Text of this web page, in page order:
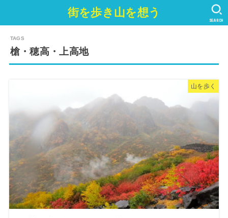
街を歩き山を想う
SEARCH
槍・穂高・上高地
山を歩く